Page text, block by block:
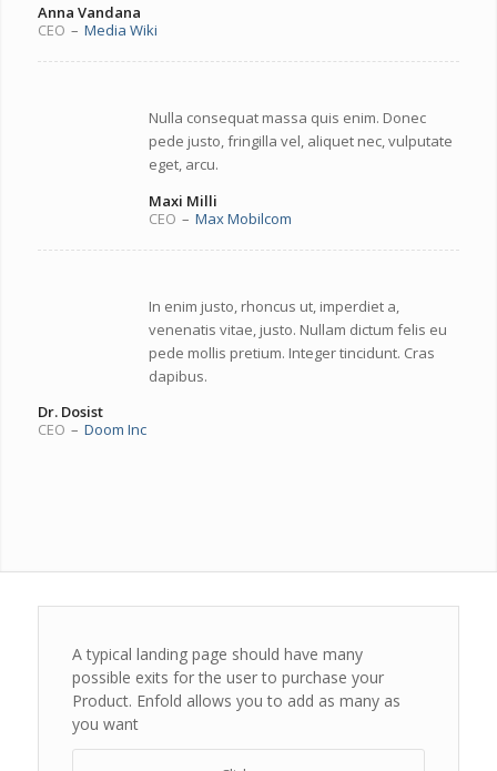
Anna Vandana
CEO – Media Wiki
Nulla consequat massa quis enim. Donec
pede justo, fringilla vel, aliquet nec, vulputate
eget, arcu.
Maxi Milli
CEO – Max Mobilcom
In enim justo, rhoncus ut, imperdiet a,
venenatis vitae, justo. Nullam dictum felis eu
pede mollis pretium. Integer tincidunt. Cras
dapibus.
Dr. Dosist
CEO – Doom Inc
A typical landing page should have many
possible exits for the user to purchase your
Product. Enfold allows you to add as many as
you want